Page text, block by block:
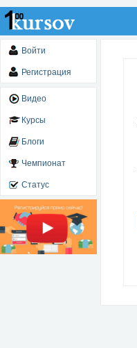
Войти
Регистрация
Видео
Курсы
Блоги
Чемпионат
Статус